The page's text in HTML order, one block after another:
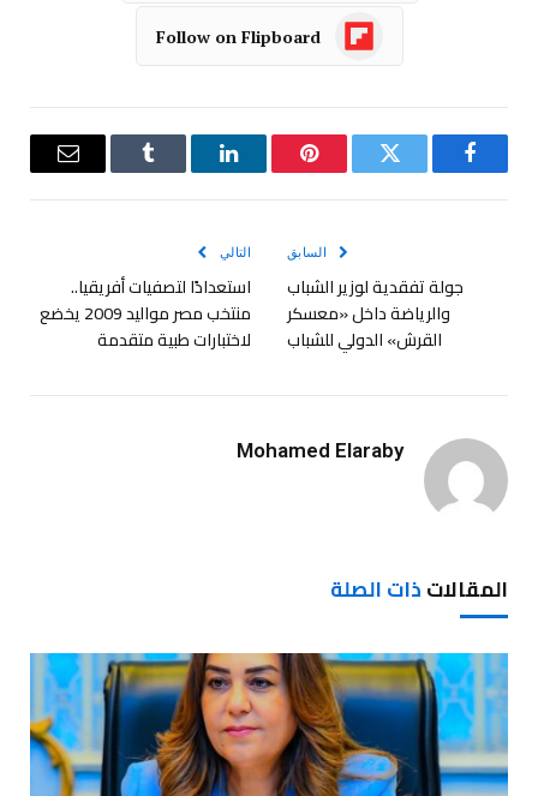
Follow on Flipboard
فيسبوك تويتر بينتيريستلينكدإن Tumblr
البريد
السابق
جولة تفقدية لوزير الشباب
والرياضة داخل «معسكر
القرش» الدولي للشباب
التالي
استعدادًا لتصفيات أفريقيا..
منتخب مصر مواليد 2009 يخضع
لاختبارات طبية متقدمة
Mohamed Elaraby
المقالاتذات الصلة